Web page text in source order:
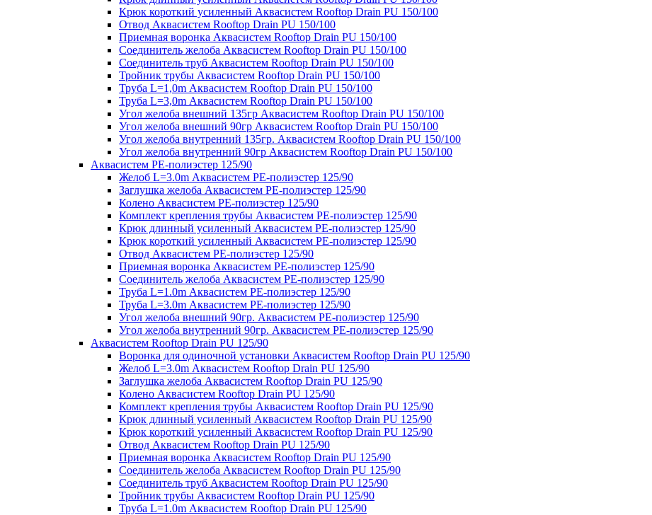
Крюк короткий усиленный Аквасистем Rooftop Drain PU 150/100
Отвод Аквасистем Rooftop Drain PU 150/100
Приемная воронка Аквасистем Rooftop Drain PU 150/100
Соединитель желоба Аквасистем Rooftop Drain PU 150/100
Соединитель труб Аквасистем Rooftop Drain PU 150/100
Тройник трубы Аквасистем Rooftop Drain PU 150/100
Труба L=1,0m Аквасистем Rooftop Drain PU 150/100
Труба L=3,0m Аквасистем Rooftop Drain PU 150/100
Угол желоба внешний 135гр Аквасистем Rooftop Drain PU 150/100
Угол желоба внешний 90гр Аквасистем Rooftop Drain PU 150/100
Угол желоба внутренний 135гр. Аквасистем Rooftop Drain PU 150/100
Угол желоба внутренний 90гр Аквасистем Rooftop Drain PU 150/100
Аквасистем PE-полиэстер 125/90
Желоб L=3.0m Аквасистем PE-полиэстер 125/90
Заглушка желоба Аквасистем PE-полиэстер 125/90
Колено Аквасистем PE-полиэстер 125/90
Комплект крепления трубы Аквасистем PE-полиэстер 125/90
Крюк длинный усиленный Аквасистем PE-полиэстер 125/90
Крюк короткий усиленный Аквасистем PE-полиэстер 125/90
Отвод Аквасистем РЕ-полиэстер 125/90
Приемная воронка Аквасистем PE-полиэстер 125/90
Соединитель желоба Аквасистем PE-полиэстер 125/90
Труба L=1.0m Аквасистем PE-полиэстер 125/90
Труба L=3.0m Аквасистем PE-полиэстер 125/90
Угол желоба внешний 90гр. Аквасистем PE-полиэстер 125/90
Угол желоба внутренний 90гр. Аквасистем PE-полиэстер 125/90
Аквасистем Rooftop Drain PU 125/90
Воронка для одиночной установки Аквасистем Rooftop Drain PU 125/90
Желоб L=3.0m Аквасистем Rooftop Drain PU 125/90
Заглушка желоба Аквасистем Rooftop Drain PU 125/90
Колено Аквасистем Rooftop Drain PU 125/90
Комплект крепления трубы Аквасистем Rooftop Drain PU 125/90
Крюк длинный усиленный Аквасистем Rooftop Drain PU 125/90
Крюк короткий усиленный Аквасистем Rooftop Drain PU 125/90
Отвод Аквасистем Rooftop Drain PU 125/90
Приемная воронка Аквасистем Rooftop Drain PU 125/90
Соединитель желоба Аквасистем Rooftop Drain PU 125/90
Соединитель труб Аквасистем Rooftop Drain PU 125/90
Тройник трубы Аквасистем Rooftop Drain PU 125/90
Труба L=1.0m Аквасистем Rooftop Drain PU 125/90